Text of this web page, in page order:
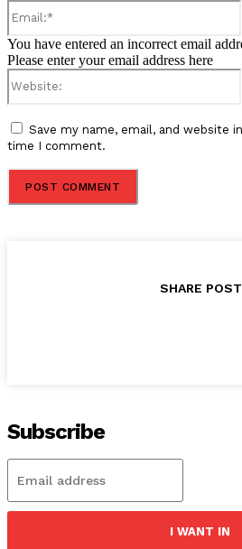
You have entered an incorrect email
Please enter your email address here
Save my name, email, and website
time I comment.
SHARE
Subscribe
I WANT IN